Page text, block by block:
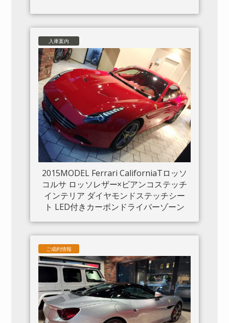
入庫案内
2015MODEL Ferrari CaliforniaTロッソ
コルサ ロッソレザー×ビアンコステッチ
インテリア ダイヤモンドステッチシー
ト LED付きカーボンドライバーゾーン
ご成約情報